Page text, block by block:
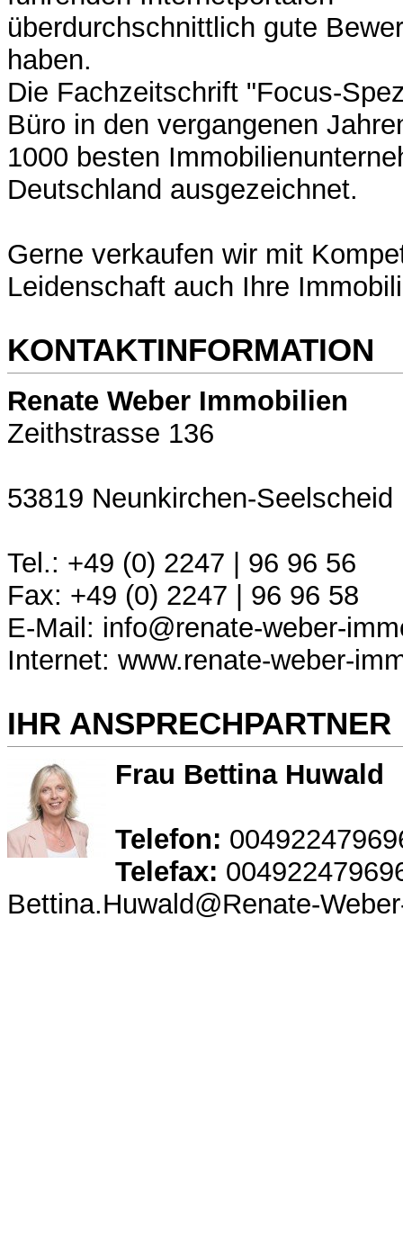
überdurchschnittlich gute
haben.
Die Fachzeitschrift "Focus-
Büro in den vergangenen
1000 besten
Deutschland ausgezeichnet.
Gerne verkaufen wir mit
Leidenschaft auch Ihre
KONTAKTINFORMATION
Renate Weber Immobilien
Zeithstrasse 136
53819 Neunkirchen-Seelscheid
Tel.: +49 (0) 2247 | 96 96 56
Fax: +49 (0) 2247 | 96 96 58
E-Mail: info@renate-weber-
Internet: www.renate-weber-
IHR ANSPRECHPARTNER
Frau Bettina Huwald
Telefon:
Telefax:
Bettina.Huwald@Renate-